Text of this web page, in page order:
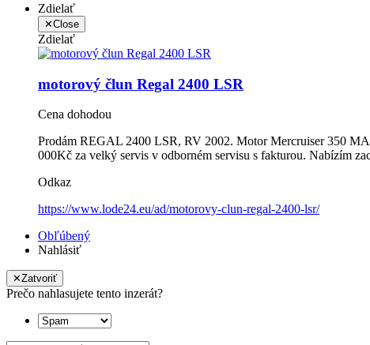
Zdielať
✕Close
Zdielať
motorový člun Regal 2400 LSR
Cena dohodou
Prodám REGAL 2400 LSR, RV 2002. Motor Mercruiser 350
000Kč za velký servis v odborném servisu s fakturou. Nabízím
Odkaz
https://www.lode24.eu/ad/motorovy-clun-regal-2400-lsr/
Obľúbený
Nahlásiť
✕Zatvoriť
Prečo nahlasujete tento inzerát?